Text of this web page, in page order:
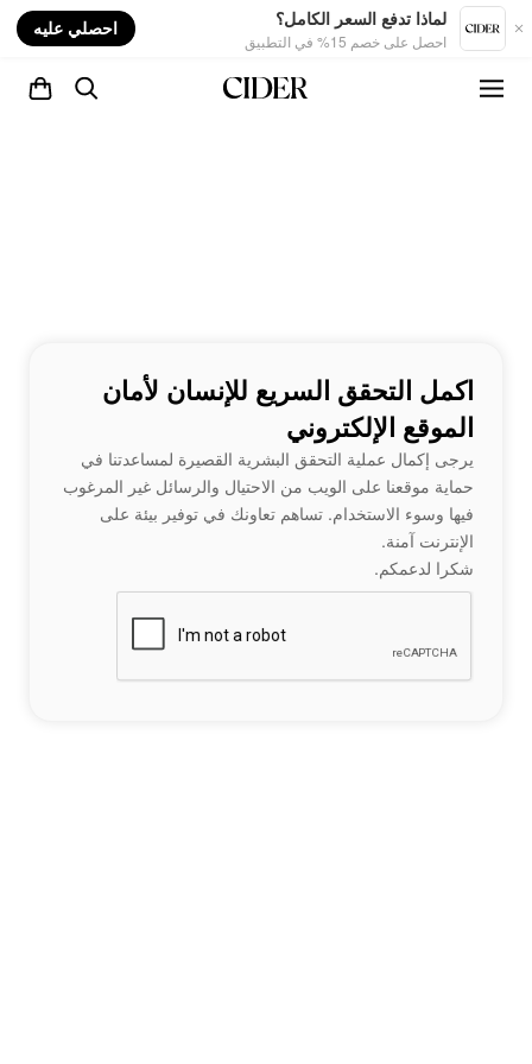
لماذا تدفع السعر الكامل؟
احصل على خصم 15% في التطبيق
احصلي عليه
اكمل التحقق السريع للإنسان لأمان
الموقع الإلكتروني
يرجى إكمال عملية التحقق البشرية القصيرة لمساعدتنا في
حماية موقعنا على الويب من الاحتيال والرسائل غير المرغوب
فيها وسوء الاستخدام. تساهم تعاونك في توفير بيئة على
الإنترنت آمنة.
شكرا لدعمكم.